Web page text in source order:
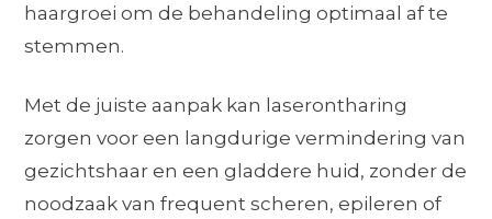
haargroei om de behandeling optimaal af te
stemmen.
Met de juiste aanpak kan laserontharing
zorgen voor een langdurige vermindering van
gezichtshaar en een gladdere huid, zonder de
noodzaak van frequent scheren, epileren of